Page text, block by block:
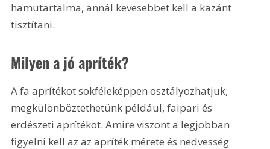
hamutartalma, annál kevesebbet kell a kazánt
tisztítani.
Milyen a jó apríték?
A fa aprítékot sokféleképpen osztályozhatjuk,
megkülönböztethetünk például, faipari és
erdészeti aprítékot. Amire viszont a legjobban
figyelni kell az az apríték mérete és nedvesség